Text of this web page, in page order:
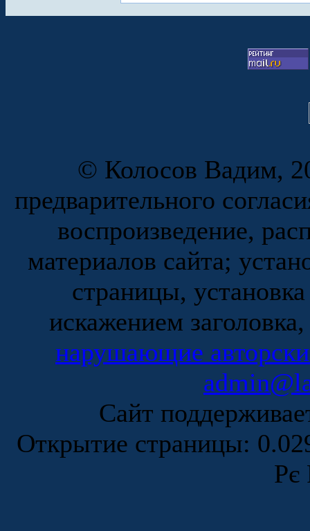
© Колосов Вадим,
предварительного
воспроизведение,
материалов сайта;
страницы,
искажением
нарушающие
Сайт
Открытие страницы:
Рє